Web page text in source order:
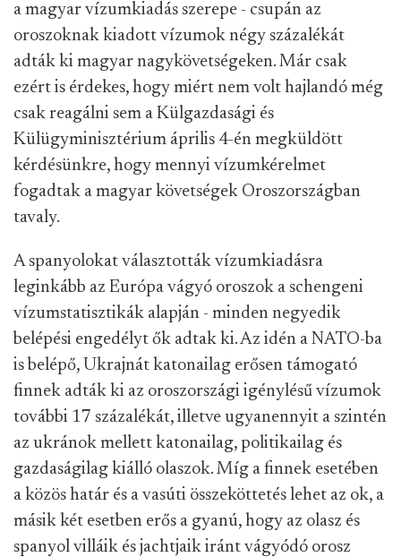
a magyar vízumkiadás szerepe - csupán az
oroszoknak kiadott vízumok négy százalékát
adták ki magyar nagykövetségeken. Már csak
ezért is érdekes, hogy miért nem volt hajlandó még
csak reagálni sem a Külgazdasági és
Külügyminisztérium április 4-én megküldött
kérdésünkre, hogy mennyi vízumkérelmet
fogadtak a magyar követségek Oroszországban
tavaly.
A spanyolokat választották vízumkiadásra
leginkább az Európa vágyó oroszok a schengeni
vízumstatisztikák alapján - minden negyedik
belépési engedélyt ők adtak ki. Az idén a NATO-ba
is belépő, Ukrajnát katonailag erősen támogató
finnek adták ki az oroszországi igénylésű vízumok
további 17 százalékát, illetve ugyanennyit a szintén
az ukránok mellett katonailag, politikailag és
gazdaságilag kiálló olaszok. Míg a finnek esetében
a közös határ és a vasúti összeköttetés lehet az ok, a
másik két esetben erős a gyanú, hogy az olasz és
spanyol villáik és jachtjaik iránt vágyódó orosz